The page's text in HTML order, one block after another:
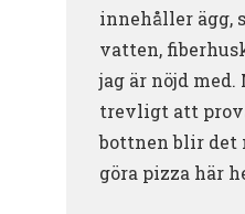
innehåller ägg,
vatten,
jag är nöjd
trevligt att
bottnen blir det
göra pizza här